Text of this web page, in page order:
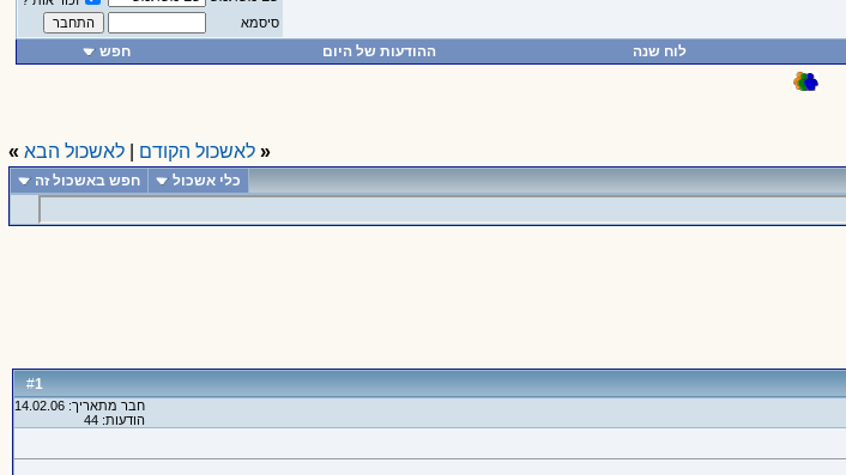
סיסמא
לוח שנה ההודעות של היום חפש
« לאשכול הקודם לאשכול הבא »
כלי אשכול חפש באשכול זה
#
1
חבר מתאריך: 14.02.06
הודעות: 44